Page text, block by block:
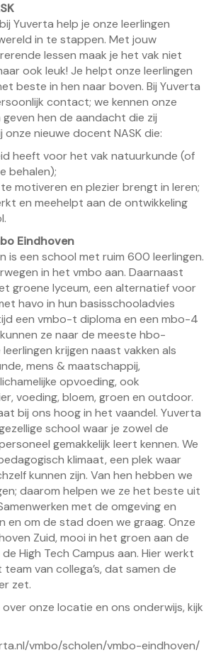
Yuverta help je onze leerlingen
in te stappen. Met jouw
lessen maak je het vak niet
ook leuk! Je helpt onze leerlingen
beste in hen naar boven. Bij Yuverta
contact; we kennen onze
hen de aandacht die zij
onze nieuwe docent NASK die:
heeft voor het vak natuurkunde (of
behalen);
motiveren en plezier brengt in leren;
en meehelpt aan de ontwikkeling
Eindhoven
is een school met ruim 600 leerlingen.
in het vmbo aan. Daarnaast
groene lyceum, een alternatief voor
havo in hun basisschooladvies
een vmbo-t diploma en een mbo-4
ze naar de meeste hbo-
krijgen naast vakken als
mens & maatschappij,
opvoeding, ook
voeding, bloem, groen en outdoor.
bij ons hoog in het vaandel. Yuverta
school waar je zowel de
gemakkelijk leert kennen. We
klimaat, een plek waar
kunnen zijn. Van hen hebben we
daarom helpen we ze het beste uit
met de omgeving en
en om de stad doen we graag. Onze
Zuid, mooi in het groen aan de
High Tech Campus aan. Hier werkt
van collega’s, dat samen de
zet.
onze locatie en ons onderwijs, kijk
vmbo/scholen/vmbo-eindhoven/